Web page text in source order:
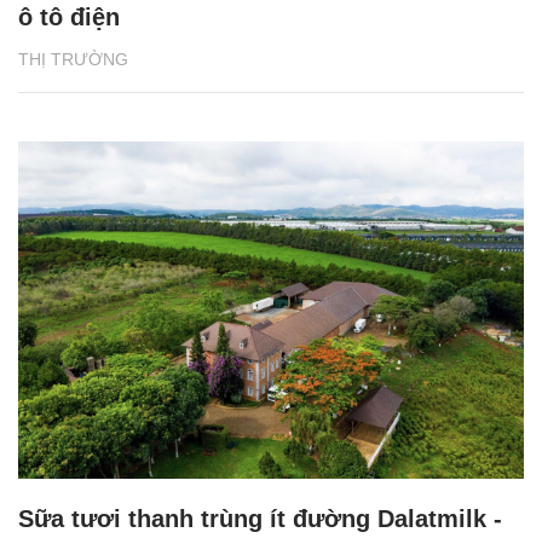
THỊ TRƯỜNG
ô tô điện
Sữa tươi thanh trùng ít đường Dalatmilk -